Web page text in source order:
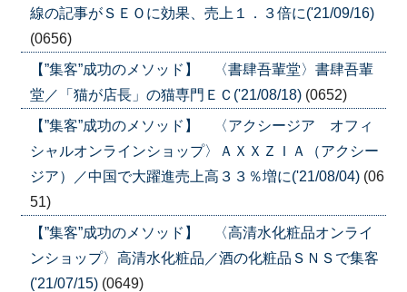
線の記事がＳＥＯに効果、売上１．３倍に('21/09/16)
(0656)
【”集客”成功のメソッド】 〈書肆吾輩堂〉書肆吾輩
堂／「猫が店長」の猫専門ＥＣ('21/08/18) (0652)
【”集客”成功のメソッド】 〈アクシージア オフィ
シャルオンラインショップ〉ＡＸＸＺＩＡ（アクシー
ジア）／中国で大躍進売上高３３％増に('21/08/04) (06
51)
【”集客”成功のメソッド】 〈高清水化粧品オンライ
ンショップ〉高清水化粧品／酒の化粧品ＳＮＳで集客
('21/07/15) (0649)